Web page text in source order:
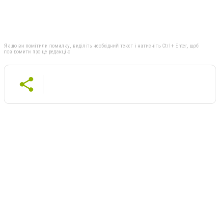
Якщо ви помітили помилку, виділіть необхідний текст і натисніть Ctrl + Enter, щоб
повідомити про це редакцію